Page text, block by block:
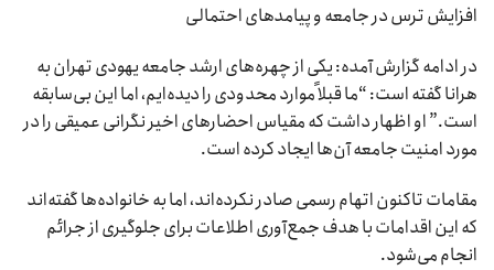
افزایش ترس در جامعه و پیامدهای احتمالی
در ادامه گزارش آمده: یکی از چهره‌های ارشد جامعه یهودی تهران به
هرانا گفته است: “ما قبلاً موارد محدودی را دیده‌ایم، اما این بی‌سابقه
است.” او اظهار داشت که مقیاس احضارهای اخیر نگرانی عمیقی را در
مورد امنیت جامعه آن‌ها ایجاد کرده است.
مقامات تاکنون اتهام رسمی صادر نکرده‌اند، اما به خانواده‌ها گفته‌اند
که این اقدامات با هدف جمع‌آوری اطلاعات برای جلوگیری از جرائم
انجام می‌شود.